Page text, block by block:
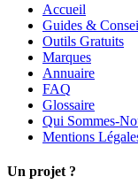
Accueil
Guides &
Outils Gratuits
Marques
Annuaire
FAQ
Glossaire
Qui Sommes-
Mentions
Un projet ?